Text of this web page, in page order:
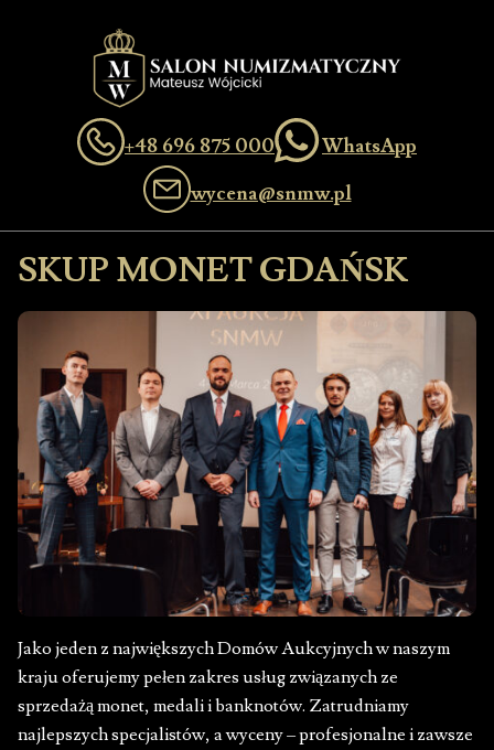
+48 696 875 000
WhatsApp
wycena@snmw.pl
SKUP MONET GDAŃSK
Jako jeden z największych Domów Aukcyjnych w naszym
kraju oferujemy pełen zakres usług związanych ze
sprzedażą monet, medali i banknotów. Zatrudniamy
najlepszych specjalistów, a wyceny – profesjonalne i zawsze